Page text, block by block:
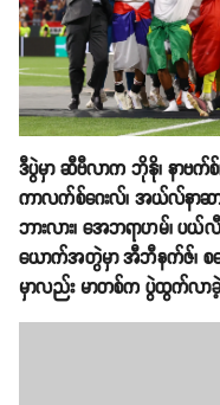
ဒီပွဲမှာ ဆီဗီလာက ဘိုနို၊ နာဗက်စ်
ကာလက်စ်ဂေးလ်၊ အယ်လ်နာဆာ
ဘားလား၊ အေဘရာဟမ်၊ ပ
ယောက်အတွဲမှာ အီဘီနက်ဇ်၊ စမ
မှာလည်း မာတစ်က ပွဲထွက်လာ